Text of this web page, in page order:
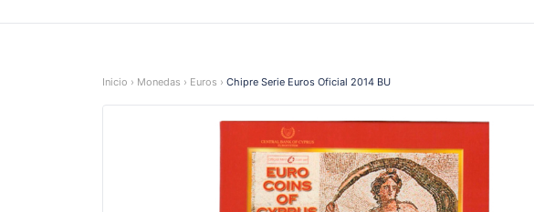
Inicio › Monedas › Euros › Chipre Serie Euros Oficial 2014 BU